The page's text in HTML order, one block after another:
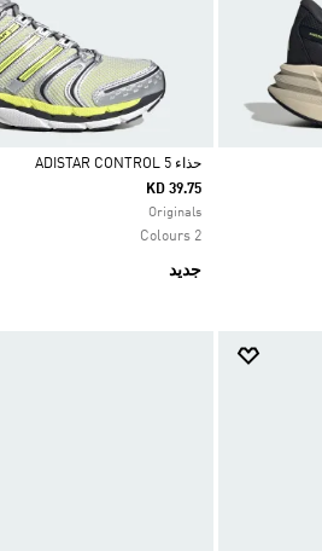
Selected
حذاء ADISTAR CONTROL 5
KD 39.75
Originals
2 Colours
جديد